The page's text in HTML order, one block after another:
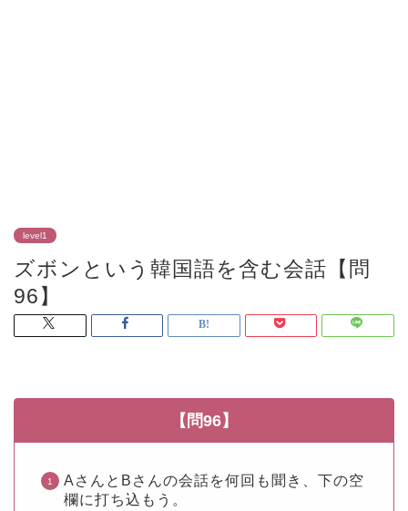
level1
ズボンという韓国語を含む会話【問
96】
【問96】
AさんとBさんの会話を何回も聞き、下の空
欄に打ち込もう。